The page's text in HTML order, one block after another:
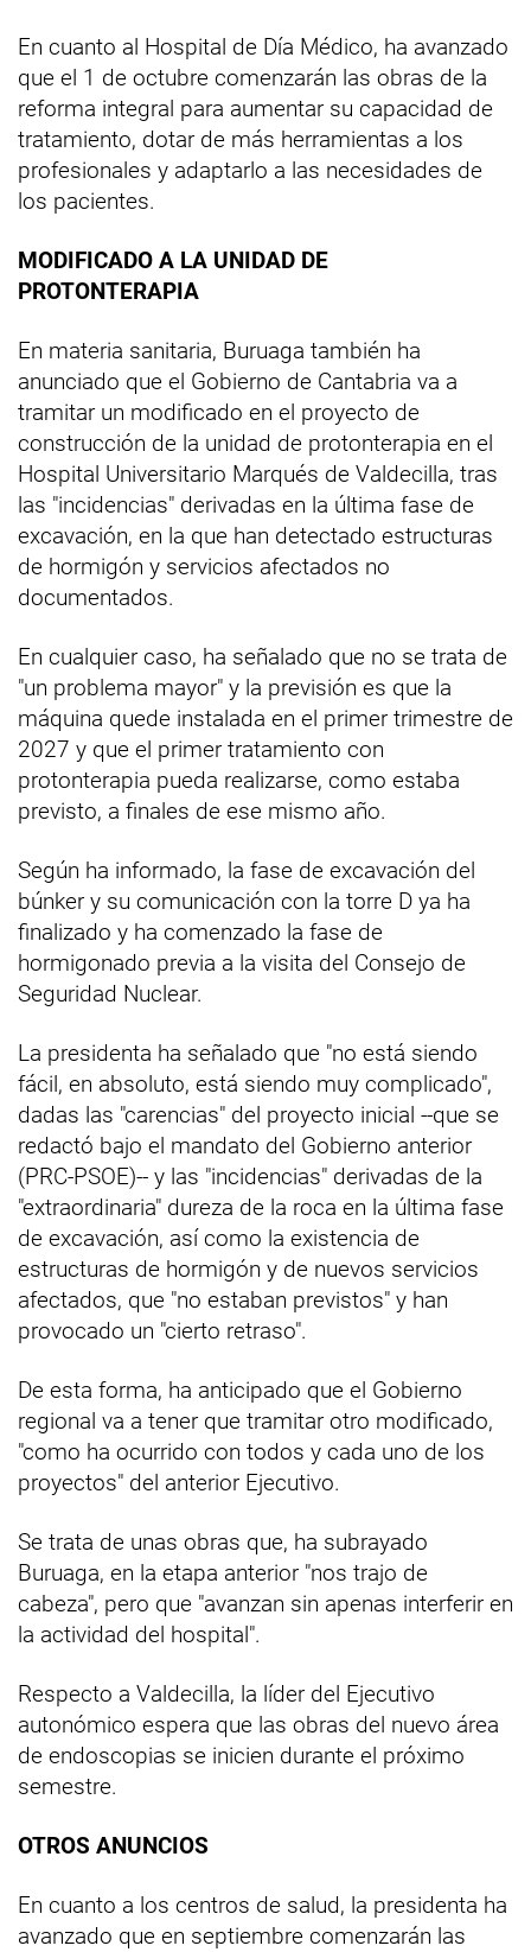
En cuanto al Hospital de Día Médico, ha avanzado
que el 1 de octubre comenzarán las obras de la
reforma integral para aumentar su capacidad de
tratamiento, dotar de más herramientas a los
profesionales y adaptarlo a las necesidades de
los pacientes.
MODIFICADO A LA UNIDAD DE
PROTONTERAPIA
En materia sanitaria, Buruaga también ha
anunciado que el Gobierno de Cantabria va a
tramitar un modificado en el proyecto de
construcción de la unidad de protonterapia en el
Hospital Universitario Marqués de Valdecilla, tras
las "incidencias" derivadas en la última fase de
excavación, en la que han detectado estructuras
de hormigón y servicios afectados no
documentados.
En cualquier caso, ha señalado que no se trata de
"un problema mayor" y la previsión es que la
máquina quede instalada en el primer trimestre de
2027 y que el primer tratamiento con
protonterapia pueda realizarse, como estaba
previsto, a finales de ese mismo año.
Según ha informado, la fase de excavación del
búnker y su comunicación con la torre D ya ha
finalizado y ha comenzado la fase de
hormigonado previa a la visita del Consejo de
Seguridad Nuclear.
La presidenta ha señalado que "no está siendo
fácil, en absoluto, está siendo muy complicado",
dadas las "carencias" del proyecto inicial --que se
redactó bajo el mandato del Gobierno anterior
(PRC-PSOE)-- y las "incidencias" derivadas de la
"extraordinaria" dureza de la roca en la última fase
de excavación, así como la existencia de
estructuras de hormigón y de nuevos servicios
afectados, que "no estaban previstos" y han
provocado un "cierto retraso".
De esta forma, ha anticipado que el Gobierno
regional va a tener que tramitar otro modificado,
"como ha ocurrido con todos y cada uno de los
proyectos" del anterior Ejecutivo.
Se trata de unas obras que, ha subrayado
Buruaga, en la etapa anterior "nos trajo de
cabeza", pero que "avanzan sin apenas interferir en
la actividad del hospital".
Respecto a Valdecilla, la líder del Ejecutivo
autonómico espera que las obras del nuevo área
de endoscopias se inicien durante el próximo
semestre.
OTROS ANUNCIOS
En cuanto a los centros de salud, la presidenta ha
avanzado que en septiembre comenzarán las